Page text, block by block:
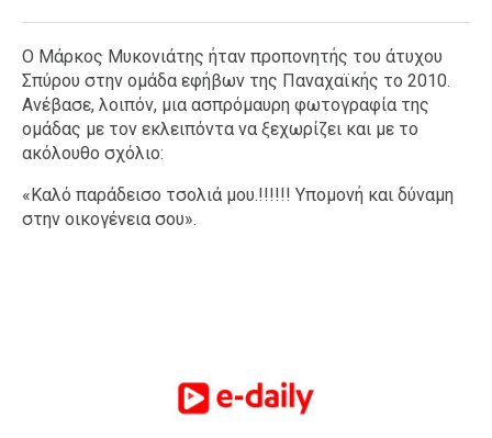
Ο Μάρκος Μυκονιάτης ήταν προπονητής του άτυχου
Σπύρου στην ομάδα εφήβων της Παναχαϊκής το 2010.
Ανέβασε, λοιπόν, μια ασπρόμαυρη φωτογραφία της
ομάδας με τον εκλειπόντα να ξεχωρίζει και με το
ακόλουθο σχόλιο:
«Καλό παράδεισο τσολιά μου.!!!!!! Υπομονή και δύναμη
στην οικογένεια σου».